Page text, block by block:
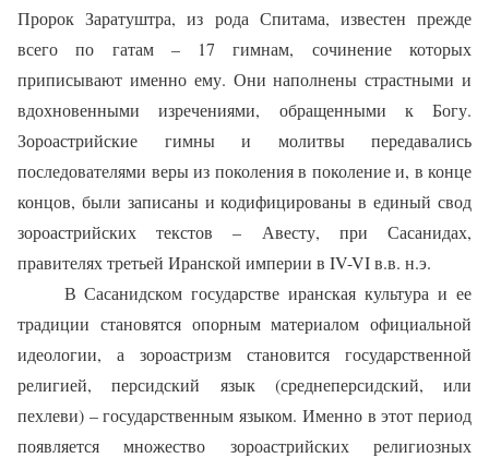
Пророк Заратуштра, из рода Спитама, известен прежде
всего по гатам – 17 гимнам, сочинение которых
приписывают именно ему. Они наполнены страстными и
вдохновенными изречениями, обращенными к Богу.
Зороастрийские гимны и молитвы передавались
последователями веры из поколения в поколение и, в конце
концов, были записаны и кодифицированы в единый свод
зороастрийских текстов – Авесту, при Сасанидах,
правителях третьей Иранской империи в IV-VI в.в. н.э.
В Сасанидском государстве иранская культура и ее
традиции становятся опорным материалом официальной
идеологии, а зороастризм становится государственной
религией, персидский язык (среднеперсидский, или
пехлеви) – государственным языком. Именно в этот период
появляется множество зороастрийских религиозных